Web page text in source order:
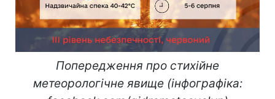
Попередження про стихійне
метеорологічне явище (інфографіка: